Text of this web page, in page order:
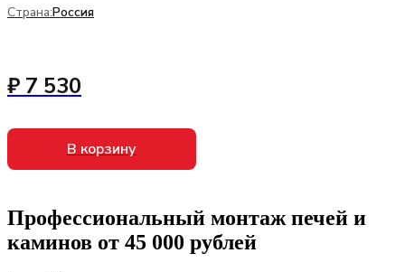
Страна:Россия
₽ 7 530
В корзину
Профессиональный монтаж печей и
каминов от 45 000 рублей